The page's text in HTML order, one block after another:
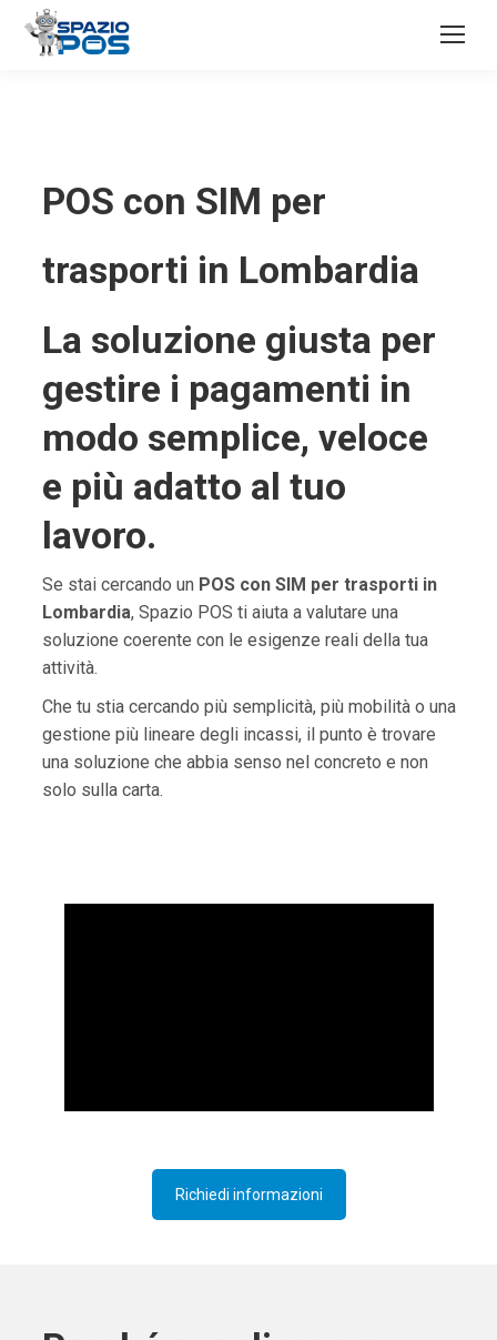
POS con SIM per
trasporti in Lombardia
La soluzione giusta per
gestire i pagamenti in
modo semplice, veloce
e più adatto al tuo
lavoro.
Se stai cercando un POS con SIM per trasporti in
Lombardia, Spazio POS ti aiuta a valutare una
soluzione coerente con le esigenze reali della tua
attività.
Che tu stia cercando più semplicità, più mobilità o una
gestione più lineare degli incassi, il punto è trovare
una soluzione che abbia senso nel concreto e non
solo sulla carta.
Richiedi informazioni